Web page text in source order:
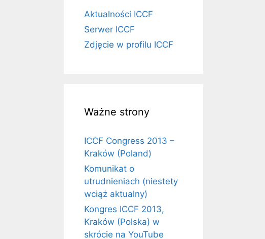
Aktualności ICCF
Serwer ICCF
Zdjęcie w profilu ICCF
Ważne strony
ICCF Congress 2013 –
Kraków (Poland)
Komunikat o
utrudnieniach (niestety
wciąż aktualny)
Kongres ICCF 2013,
Kraków (Polska) w
skrócie na YouTube